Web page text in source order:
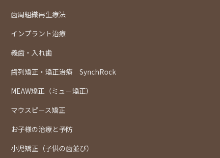
歯周組織再生療法
インプラント治療
義歯・入れ歯
歯列矯正・矯正治療 SynchRock
MEAW矯正（ミュー矯正）
マウスピース矯正
お子様の治療と予防
小児矯正（子供の歯並び）